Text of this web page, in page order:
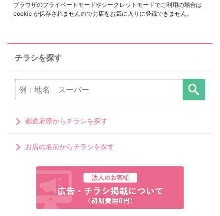
ブラウザのプライベートモードやシークレットモードでご利用の場合は
cookie が保存されませんのでお店をお気に入りに登録できません。
チラシを探す
都道府県からチラシを探す
お店の名前からチラシを探す